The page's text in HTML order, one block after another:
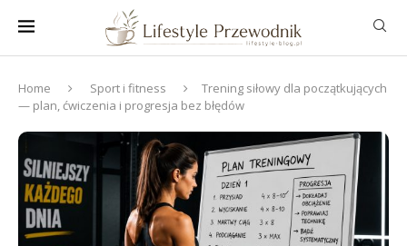
Home Sport i fitness
Trening siłowy dla początkujących
— plan, ćwiczenia i progresja bez błędów